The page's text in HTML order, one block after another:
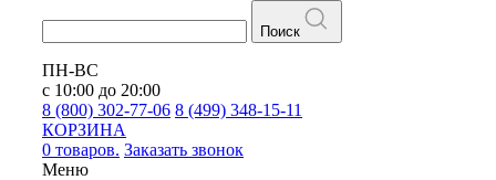
Поиск
ПН-ВС
с 10:00 до 20:00
8 (800) 302-77-06 8 (499) 348-15-11
КОРЗИНА
0 товаров. Заказать звонок
Меню